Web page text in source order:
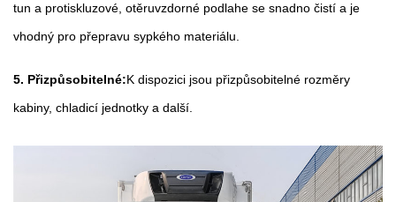
tun a protiskluzové, otěruvzdorné podlahe se snadno čistí a je
vhodný pro přepravu sypkého materiálu.
5. Přizpůsobitelné:K dispozici jsou přizpůsobitelné rozměry
kabiny, chladicí jednotky a další.